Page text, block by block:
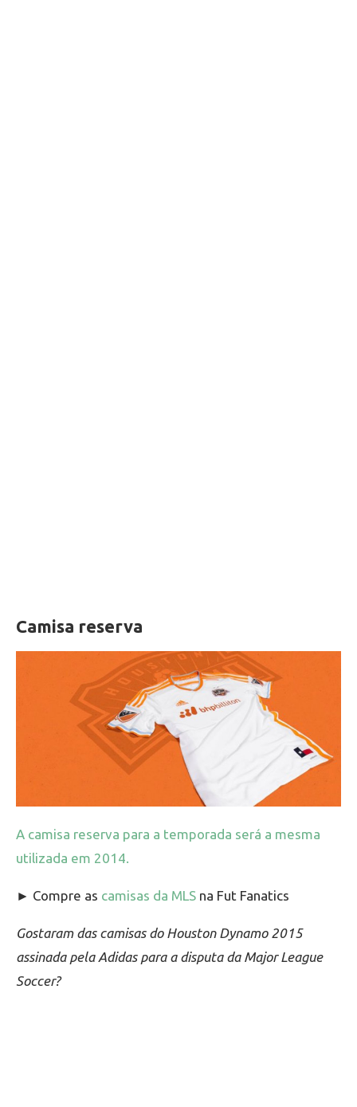
Camisa reserva
A camisa reserva para a temporada será a mesma
utilizada em 2014.
► Compre as camisas da MLS na Fut Fanatics
Gostaram das camisas do Houston Dynamo 2015
assinada pela Adidas para a disputa da Major League
Soccer?